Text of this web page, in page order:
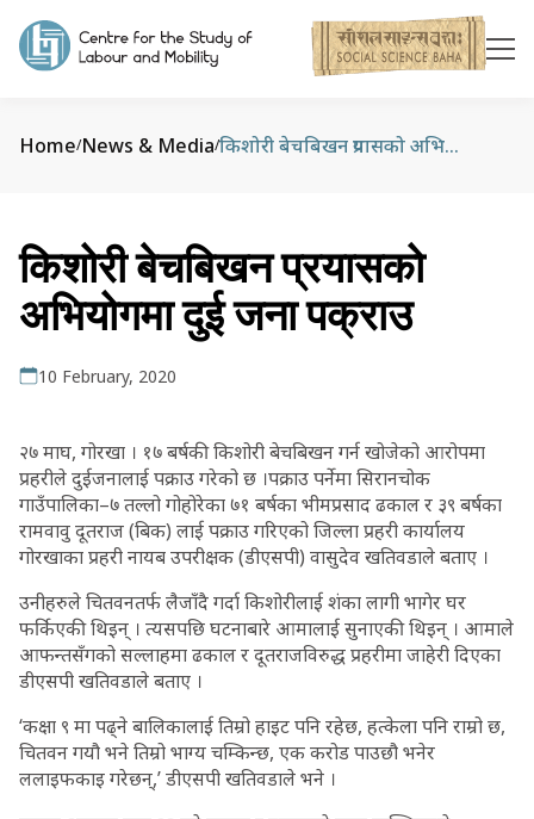
Home/News & Media/ किशोरी बेचबिखन प्रयासको अभियोगमा दुई जना पक्राउ
किशोरी बेचबिखन प्रयासको
अभियोगमा दुई जना पक्राउ
10 February, 2020
२७ माघ, गोरखा । १७ बर्षकी किशोरी बेचबिखन गर्न खोजेको आरोपमा
प्रहरीले दुईजनालाई पक्राउ गरेको छ ।पक्राउ पर्नेमा सिरानचोक
गाउँपालिका–७ तल्लो गोहोरेका ७१ बर्षका भीमप्रसाद ढकाल र ३९ बर्षका
रामवावु दूतराज (बिक) लाई पक्राउ गरिएको जिल्ला प्रहरी कार्यालय
गोरखाका प्रहरी नायब उपरीक्षक (डीएसपी) वासुदेव खतिवडाले बताए ।
उनीहरुले चितवनतर्फ लैजाँदै गर्दा किशोरीलाई शंका लागी भागेर घर
फर्किएकी थिइन् । त्यसपछि घटनाबारे आमालाई सुनाएकी थिइन् । आमाले
आफन्तसँगको सल्लाहमा ढकाल र दूतराजविरुद्ध प्रहरीमा जाहेरी दिएका
डीएसपी खतिवडाले बताए ।
‘कक्षा ९ मा पढ्ने बालिकालाई तिम्रो हाइट पनि रहेछ, हत्केला पनि राम्रो छ,
चितवन गयौ भने तिम्रो भाग्य चम्किन्छ, एक करोड पाउछौ भनेर
ललाइफकाइ गरेछन्,’ डीएसपी खतिवडाले भने ।